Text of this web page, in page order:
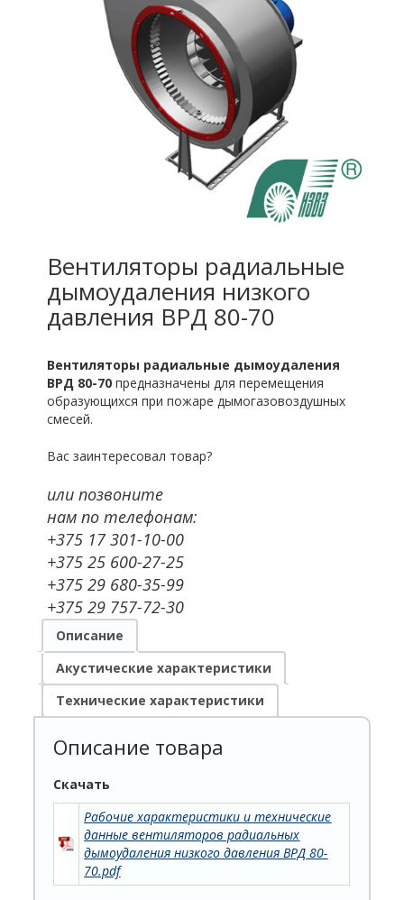
Вентиляторы радиальные
дымоудаления низкого
давления ВРД 80-70
Вентиляторы радиальные дымоудаления
ВРД 80-70предназначены для перемещения
образующихся при пожаре дымогазовоздушных
смесей.
Вас заинтересовал товар?
или позвоните
нам по телефонам:
+375 17 301-10-00
+375 25 600-27-25
+375 29 680-35-99
+375 29 757-72-30
Описание
Акустические характеристики
Технические характеристики
Описание товара
Скачать
Рабочие характеристики и технические
данные вентиляторов радиальных
дымоудаления низкого давления ВРД 80-
70.pdf